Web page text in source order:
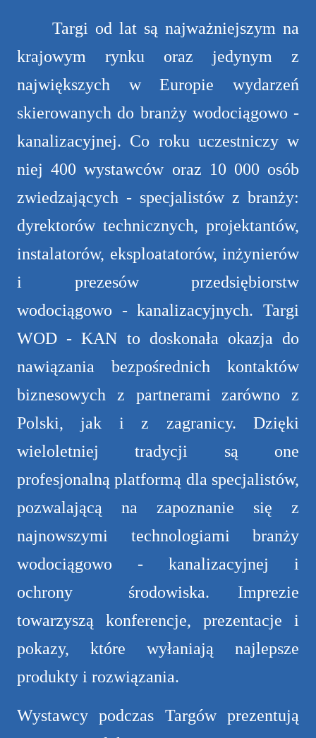
Targi od lat są najważniejszym na
krajowym rynku oraz jedynym z
największych w Europie wydarzeń
skierowanych do branży wodociągowo -
kanalizacyjnej. Co roku uczestniczy w
niej 400 wystawców oraz 10 000 osób
zwiedzających - specjalistów z branży:
dyrektorów technicznych, projektantów,
instalatorów, eksploatatorów, inżynierów
i prezesów przedsiębiorstw
wodociągowo - kanalizacyjnych. Targi
WOD - KAN to doskonała okazja do
nawiązania bezpośrednich kontaktów
biznesowych z partnerami zarówno z
Polski, jak i z zagranicy. Dzięki
wieloletniej tradycji są one
profesjonalną platformą dla specjalistów,
pozwalającą na zapoznanie się z
najnowszymi technologiami branży
wodociągowo - kanalizacyjnej i
ochrony środowiska. Imprezie
towarzyszą konferencje, prezentacje i
pokazy, które wyłaniają najlepsze
produkty i rozwiązania.
Wystawcy podczas Targów prezentują